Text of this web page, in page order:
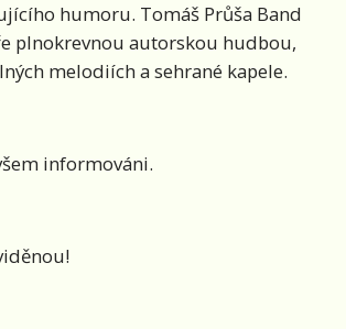
humoru. Tomáš Průša Band
plnokrevnou autorskou hudbou,
melodiích a sehrané kapele.
informováni.